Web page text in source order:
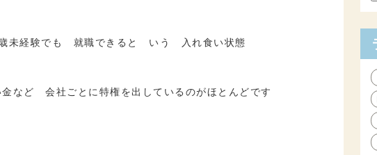
未経験でも 就職できると いう 入れ食い状態
金など 会社ごとに特権を出しているのがほとんどです